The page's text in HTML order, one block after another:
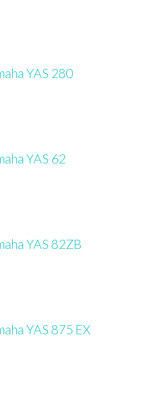
YAS 280
YAS 62
YAS 82ZB
YAS 875 EX